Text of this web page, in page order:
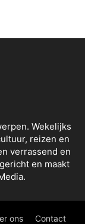
Wekelijks
reizen en
verrassend en
en maakt
ons Contact